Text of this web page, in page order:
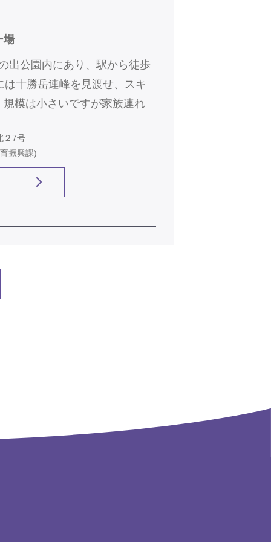
場
出公園内にあり、駅から徒歩
十勝岳連峰を見渡せ、スキ
模は小さいですが家族連れ
２7号
振興課)